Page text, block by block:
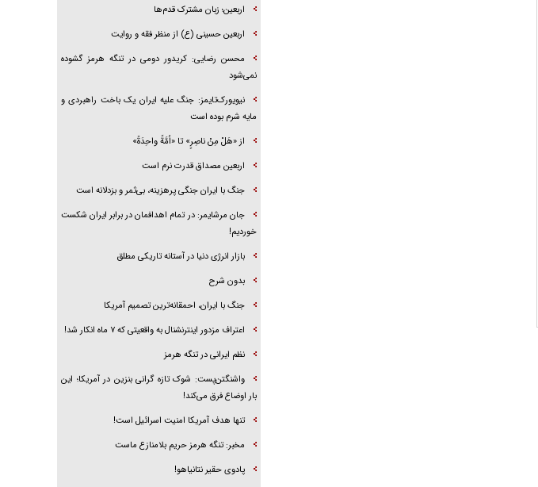
تحلیل ابعاد پیام رهبر انقلاب به حزب‌الله/ مقاومت
اربعین؛ زبان مشترک قدم‌ها
اربعین حسینی (ع) از منظر فقه و روایت
محسن رضایی: کریدور دومی در تنگه هرمز گشوده
نمی‌شود
نیویورک‌تایمز: جنگ علیه ایران یک باخت راهبردی و
مایه شرم بوده است
از «هَلْ مِنْ ناصِرٍ» تا «اُمَّةً واحِدَةً»
اربعین مصداق قدرت نرم است
جنگ با ایران جنگی پرهزینه، بی‌ثمر و بزدلانه است
جان مرشایمر: در تمام اهدافمان در برابر ایران شکست
خوردیم!
بازار انرژی دنیا در آستانه تاریکی مطلق
بدون شرح
جنگ با ایران، احمقانه‌ترین تصمیم آمریکا
اعتراف مزدور اینترنشنال به واقعیتی که ۷ ماه انکار شد!
نظم ایرانی در تنگه هرمز
واشنگتن‌پست: شوک تازه گرانی بنزین در آمریکا؛ این
بار اوضاع فرق می‌کند!
تنها هدف آمریکا امنیت اسرائیل است!
مخبر: تنگه هرمز حریم بلامنازع ماست
پادوی حقیر نتانیاهو!